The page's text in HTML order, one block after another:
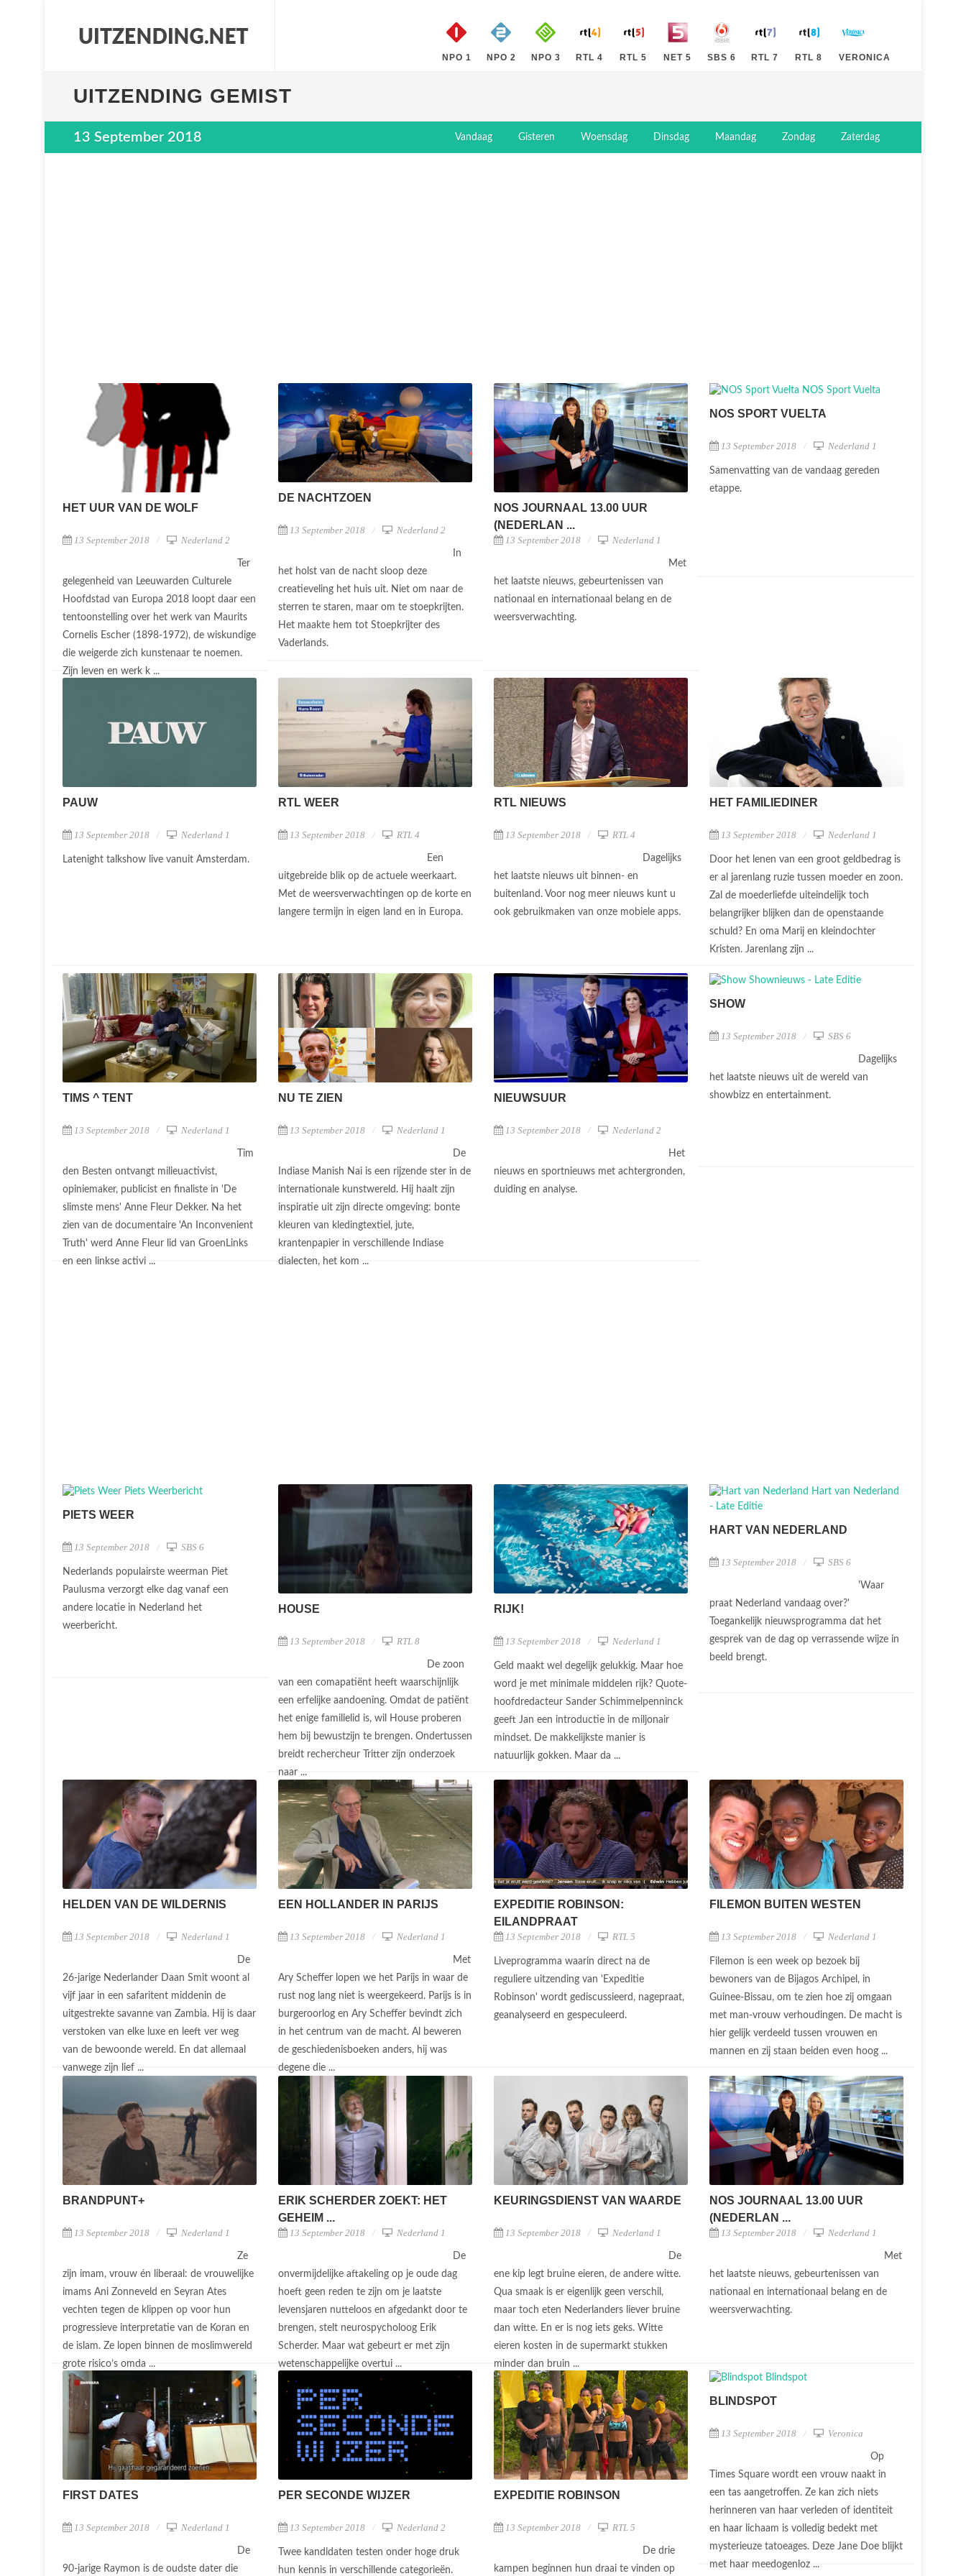
NPO 1 NPO 2 NPO 3 RTL 4 RTL 5 NET 5 SBS 6 RTL 7 RTL 8 VERONICA
UITZENDING GEMIST
13 September 2018 Vandaag Gisteren Woensdag Dinsdag Maandag Zondag Zaterdag
HET UUR VAN DE WOLF
13 September 2018 Nederland 2
Ter
gelegenheid van Leeuwarden Culturele
Hoofdstad van Europa 2018 loopt daar een
tentoonstelling over het werk van Maurits
Cornelis Escher (1898-1972), de wiskundige
die weigerde zich kunstenaar te noemen.
Zijn leven en werk k ...
DE NACHTZOEN
13 September 2018 Nederland 2
In
het holst van de nacht sloop deze
creatieveling het huis uit. Niet om naar de
sterren te staren, maar om te stoepkrijten.
Het maakte hem tot Stoepkrijter des
Vaderlands.
NOS JOURNAAL 13.00 UUR
(NEDERLAN ...
13 September 2018 Nederland 1
Met
het laatste nieuws, gebeurtenissen van
nationaal en internationaal belang en de
weersverwachting.
NOS SPORT VUELTA
13 September 2018 Nederland 1
Samenvatting van de vandaag gereden
etappe.
PAUW
13 September 2018 Nederland 1
Latenight talkshow live vanuit Amsterdam.
RTL WEER
13 September 2018 RTL 4
Een
uitgebreide blik op de actuele weerkaart.
Met de weersverwachtingen op de korte en
langere termijn in eigen land en in Europa.
RTL NIEUWS
13 September 2018 RTL 4
Dagelijks
het laatste nieuws uit binnen- en
buitenland. Voor nog meer nieuws kunt u
ook gebruikmaken van onze mobiele apps.
HET FAMILIEDINER
13 September 2018 Nederland 1
Door het lenen van een groot geldbedrag is
er al jarenlang ruzie tussen moeder en zoon.
Zal de moederliefde uiteindelijk toch
belangrijker blijken dan de openstaande
schuld? En oma Marij en kleindochter
Kristen. Jarenlang zijn ...
TIMS ^ TENT
13 September 2018 Nederland 1
Tim
den Besten ontvangt milieuactivist,
opiniemaker, publicist en finaliste in 'De
slimste mens' Anne Fleur Dekker. Na het
zien van de documentaire 'An Inconvenient
Truth' werd Anne Fleur lid van GroenLinks
en een linkse activi ...
NU TE ZIEN
13 September 2018 Nederland 1
De
Indiase Manish Nai is een rijzende ster in de
internationale kunstwereld. Hij haalt zijn
inspiratie uit zijn directe omgeving: bonte
kleuren van kledingtextiel, jute,
krantenpapier in verschillende Indiase
dialecten, het kom ...
NIEUWSUUR
13 September 2018 Nederland 2
Het
nieuws en sportnieuws met achtergronden,
duiding en analyse.
SHOW
13 September 2018 SBS 6
Dagelijks
het laatste nieuws uit de wereld van
showbizz en entertainment.
PIETS WEER
13 September 2018 SBS 6
Nederlands populairste weerman Piet
Paulusma verzorgt elke dag vanaf een
andere locatie in Nederland het
weerbericht.
HOUSE
13 September 2018 RTL 8
De zoon
van een comapatiënt heeft waarschijnlijk
een erfelijke aandoening. Omdat de patiënt
het enige familielid is, wil House proberen
hem bij bewustzijn te brengen. Ondertussen
breidt rechercheur Tritter zijn onderzoek
naar ...
RIJK!
13 September 2018 Nederland 1
Geld maakt wel degelijk gelukkig. Maar hoe
word je met minimale middelen rijk? Quote-
hoofdredacteur Sander Schimmelpenninck
geeft Jan een introductie in de miljonair
mindset. De makkelijkste manier is
natuurlijk gokken. Maar da ...
HART VAN NEDERLAND
13 September 2018 SBS 6
'Waar
praat Nederland vandaag over?'
Toegankelijk nieuwsprogramma dat het
gesprek van de dag op verrassende wijze in
beeld brengt.
HELDEN VAN DE WILDERNIS
13 September 2018 Nederland 1
De
26-jarige Nederlander Daan Smit woont al
vijf jaar in een safaritent middenin de
uitgestrekte savanne van Zambia. Hij is daar
verstoken van elke luxe en leeft ver weg
van de bewoonde wereld. En dat allemaal
vanwege zijn lief ...
EEN HOLLANDER IN PARIJS
13 September 2018 Nederland 1
Met
Ary Scheffer lopen we het Parijs in waar de
rust nog lang niet is weergekeerd. Parijs is in
burgeroorlog en Ary Scheffer bevindt zich
in het centrum van de macht. Al beweren
de geschiedenisboeken anders, hij was
degene die ...
EXPEDITIE ROBINSON:
EILANDPRAAT
13 September 2018 RTL 5
Liveprogramma waarin direct na de
reguliere uitzending van 'Expeditie
Robinson' wordt gediscussieerd, nagepraat,
geanalyseerd en gespeculeerd.
FILEMON BUITEN WESTEN
13 September 2018 Nederland 1
Filemon is een week op bezoek bij
bewoners van de Bijagos Archipel, in
Guinee-Bissau, om te zien hoe zij omgaan
met man-vrouw verhoudingen. De macht is
hier gelijk verdeeld tussen vrouwen en
mannen en zij staan beiden even hoog ...
BRANDPUNT+
13 September 2018 Nederland 1
Ze
zijn imam, vrouw én liberaal: de vrouwelijke
imams Ani Zonneveld en Seyran Ates
vechten tegen de klippen op voor hun
progressieve interpretatie van de Koran en
de islam. Ze lopen binnen de moslimwereld
grote risico’s omda ...
ERIK SCHERDER ZOEKT: HET
GEHEIM ...
13 September 2018 Nederland 1
De
onvermijdelijke aftakeling op je oude dag
hoeft geen reden te zijn om je laatste
levensjaren nutteloos en afgedankt door te
brengen, stelt neurospycholoog Erik
Scherder. Maar wat gebeurt er met zijn
wetenschappelijke overtui ...
KEURINGSDIENST VAN WAARDE
13 September 2018 Nederland 1
De
ene kip legt bruine eieren, de andere witte.
Qua smaak is er eigenlijk geen verschil,
maar toch eten Nederlanders liever bruine
dan witte. En er is nog iets geks. Witte
eieren kosten in de supermarkt stukken
minder dan bruin ...
NOS JOURNAAL 13.00 UUR
(NEDERLAN ...
13 September 2018 Nederland 1
Met
het laatste nieuws, gebeurtenissen van
nationaal en internationaal belang en de
weersverwachting.
FIRST DATES
13 September 2018 Nederland 1
De
90-jarige Raymon is de oudste dater die
PER SECONDE WIJZER
13 September 2018 Nederland 2
Twee kandidaten testen onder hoge druk
hun kennis in verschillende categorieën.
EXPEDITIE ROBINSON
13 September 2018 RTL 5
De drie
kampen beginnen hun draai te vinden op
BLINDSPOT
13 September 2018 Veronica
Op
Times Square wordt een vrouw naakt in
een tas aangetroffen. Ze kan zich niets
herinneren van haar verleden of identiteit
en haar lichaam is volledig bedekt met
mysterieuze tatoeages. Deze Jane Doe blijkt
met haar meedogenloz ...